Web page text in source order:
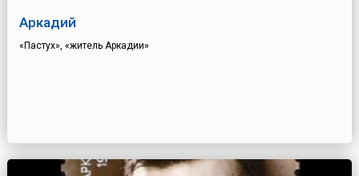
Аркадий
«Пастух», «житель Аркадии»